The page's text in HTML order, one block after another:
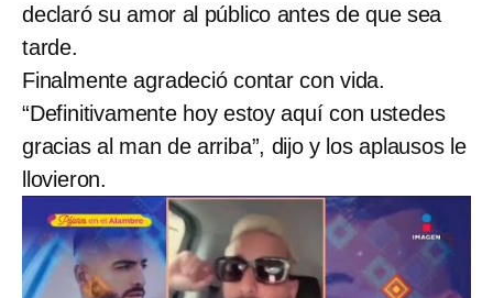
declaró su amor al público antes de que sea
tarde.
Finalmente agradeció contar con vida.
“Definitivamente hoy estoy aquí con ustedes
gracias al man de arriba”, dijo y los aplausos le
llovieron.